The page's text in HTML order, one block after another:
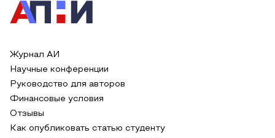
Журнал АИ
Научные конференции
Руководство для авторов
Финансовые условия
Отзывы
Как опубликовать статью студенту